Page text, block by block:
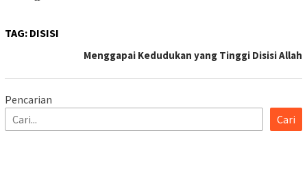
TAG: DISISI
Menggapai Kedudukan yang Tinggi Disisi Allah
Pencarian
Cari